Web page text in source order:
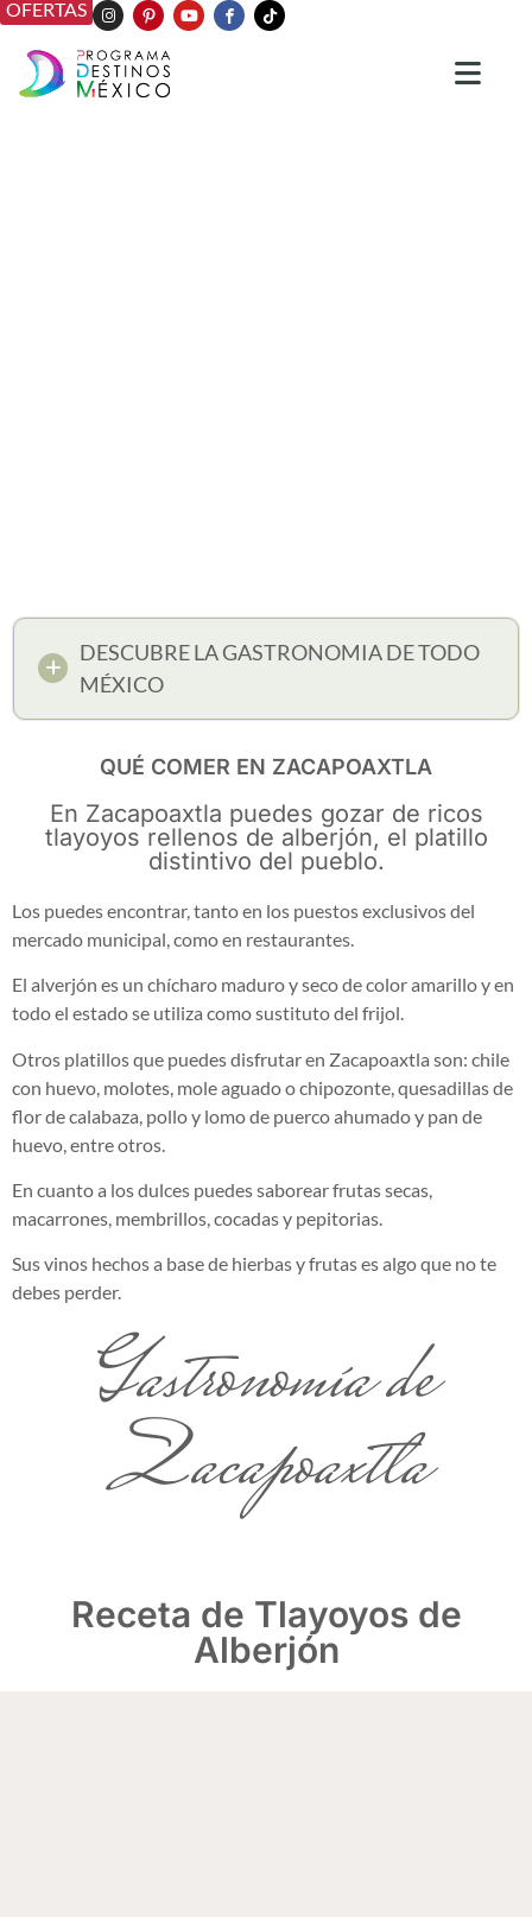
OFERTAS
DESCUBRE LA GASTRONOMIA DE TODO
MÉXICO
QUÉ COMER EN ZACAPOAXTLA
En Zacapoaxtla puedes gozar de ricos
tlayoyos rellenos de alberjón, el platillo
distintivo del pueblo.
Los puedes encontrar, tanto en los puestos exclusivos del
mercado municipal, como en restaurantes.
El alverjón es un chícharo maduro y seco de color amarillo y en
todo el estado se utiliza como sustituto del frijol.
Otros platillos que puedes disfrutar en Zacapoaxtla son: chile
con huevo, molotes, mole aguado o chipozonte, quesadillas de
flor de calabaza, pollo y lomo de puerco ahumado y pan de
huevo, entre otros.
En cuanto a los dulces puedes saborear frutas secas,
macarrones, membrillos, cocadas y pepitorias.
Sus vinos hechos a base de hierbas y frutas es algo que no te
debes perder.
Gastronomía de
Zacapoaxtla
Receta de Tlayoyos de
Alberjón